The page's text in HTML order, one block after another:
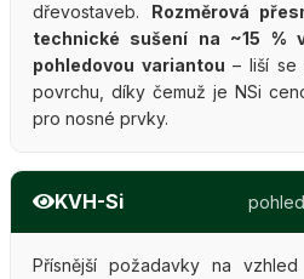
dřevostaveb. Rozměrová
technické sušení na ~15 %
pohledovou variantou – liší se
povrchu, díky čemuž je NSi
pro nosné prvky.
KVH-Si
Přísnější požadavky na